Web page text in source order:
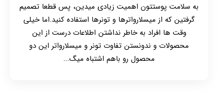
به سلامت پوستتون اهمیت زیادی میدین، پس قطعا تصمیم
گرفتین که از میسلارواترها و تونرها استفاده کنید.اما خیلی
وقت ها افراد به خاطر نداشتن اطلاعات درست از این
محصولات و ندونستن تفاوت تونر و میسلارواتر این دو
محصول رو باهم اشتباه میگ...